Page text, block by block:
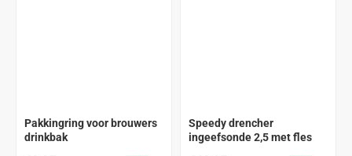
Pakkingring voor brouwers
drinkbak
Speedy drencher
ingeefsonde 2,5 met fles